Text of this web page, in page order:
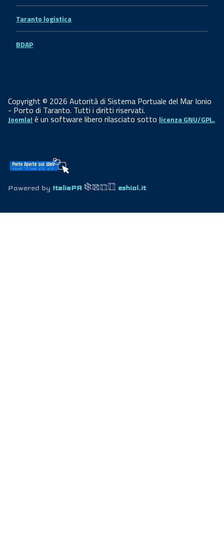
Taranto logistica
BDAP
Copyright © 2026 Autorità di Sistema Portuale del Mar Ionio
- Porto di Taranto. Tutti i diritti riservati.
Joomla! è un software libero rilasciato sotto licenza GNU/GPL.
Powered by ItaliaPA eshiol.it